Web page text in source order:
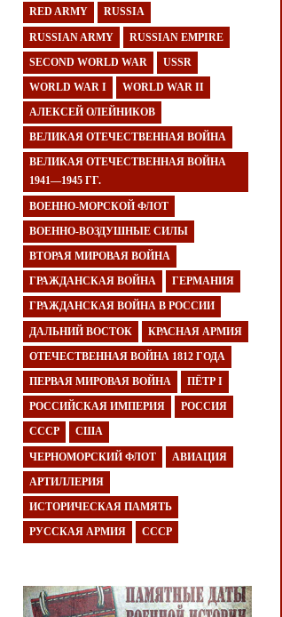
RED ARMY RUSSIA
RUSSIAN ARMY RUSSIAN EMPIRE
SECOND WORLD WAR USSR
WORLD WAR I WORLD WAR II
АЛЕКСЕЙ ОЛЕЙНИКОВ
ВЕЛИКАЯ ОТЕЧЕСТВЕННАЯ ВОЙНА
ВЕЛИКАЯ ОТЕЧЕСТВЕННАЯ ВОЙНА
1941—1945 ГГ.
ВОЕННО-МОРСКОЙ ФЛОТ
ВОЕННО-ВОЗДУШНЫЕ СИЛЫ
ВТОРАЯ МИРОВАЯ ВОЙНА
ГРАЖДАНСКАЯ ВОЙНА ГЕРМАНИЯ
ГРАЖДАНСКАЯ ВОЙНА В РОССИИ
ДАЛЬНИЙ ВОСТОК КРАСНАЯ АРМИЯ
ОТЕЧЕСТВЕННАЯ ВОЙНА 1812 ГОДА
ПЕРВАЯ МИРОВАЯ ВОЙНА ПЁТР I
РОССИЙСКАЯ ИМПЕРИЯ РОССИЯ
СССР США
ЧЕРНОМОРСКИЙ ФЛОТ АВИАЦИЯ
АРТИЛЛЕРИЯ
ИСТОРИЧЕСКАЯ ПАМЯТЬ
РУССКАЯ АРМИЯ СССР